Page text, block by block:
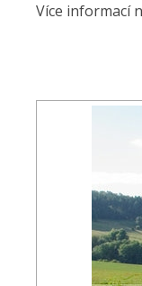
Více informací